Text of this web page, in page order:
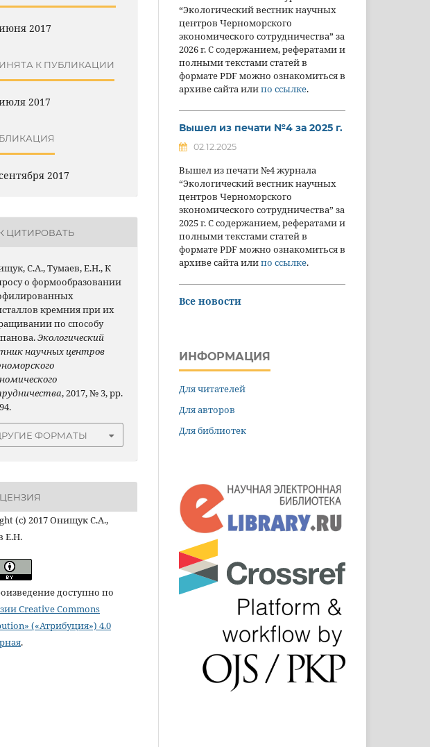
2017
К ПУБЛИКАЦИИ
2017
2017
ЦИТИРОВАТЬ
С.А., Тумаев, Е.Н., К
о формообразовании
кремния при их
по способу
Экологический
научных центров
, 2017, № 3, pp.
ФОРМАТЫ
(c) 2017 Онищук С.А.,
Е.Н.
доступно по
Creative Commons
(«Атрибуция») 4.0
.
“Экологический вестник научных
центров Черноморского
экономического сотрудничества” за
2026 г. С содержанием, рефератами и
полными текстами статей в
формате PDF можно ознакомиться в
архиве сайта илипо ссылке.
Вышел из печати №4 за 2025 г.
02.12.2025
Вышел из печати №4 журнала
“Экологический вестник научных
центров Черноморского
экономического сотрудничества” за
2025 г. С содержанием, рефератами и
полными текстами статей в
формате PDF можно ознакомиться в
архиве сайта илипо ссылке.
Все новости
ИНФОРМАЦИЯ
Для читателей
Для авторов
Для библиотек